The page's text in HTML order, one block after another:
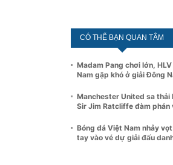
CÓ THỂ BẠN QUAN TÂM
Madam Pang chơi lớn,
Nam gặp khó ở giải Đông
Manchester United sa thải
Sir Jim Ratcliffe đàm phán
Bóng đá Việt Nam nhảy
tay vào vé dự giải đấu